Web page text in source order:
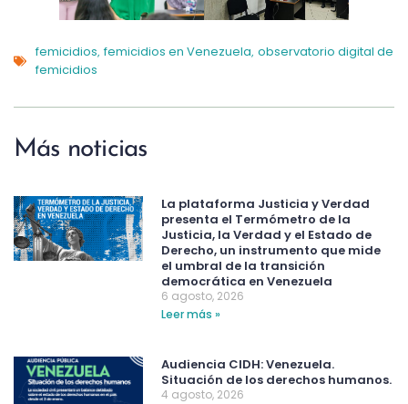
femicidios,femicidios en Venezuela, observatorio digital de
femicidios
Más noticias
La plataforma Justicia y Verdad
presenta el Termómetro de la
Justicia, la Verdad y el Estado de
Derecho, un instrumento que mide
el umbral de la transición
democrática en Venezuela
6 agosto, 2026
Leer más »
Audiencia CIDH: Venezuela.
Situación de los derechos humanos.
4 agosto, 2026